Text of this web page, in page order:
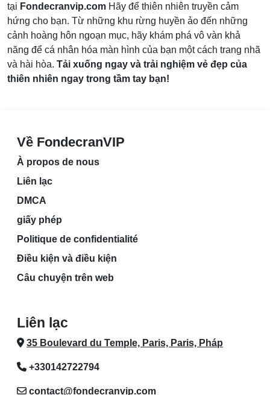
tại Fondecranvip.com Hãy để thiên nhiên truyền cảm
hứng cho bạn. Từ những khu rừng huyền ảo đến những
cảnh hoàng hôn ngoạn mục, hãy khám phá vô vàn khả
năng để cá nhân hóa màn hình của bạn một cách trang nhã
và hài hòa. Tải xuống ngay và trải nghiệm vẻ đẹp của
thiên nhiên ngay trong tầm tay bạn!
Về FondecranVIP
À propos de nous
Liên lạc
DMCA
giấy phép
Politique de confidentialité
Điều kiện và điều kiện
Câu chuyện trên web
Liên lạc
35 Boulevard du Temple, Paris, Paris, Pháp
+330142722794
contact@fondecranvip.com